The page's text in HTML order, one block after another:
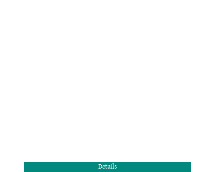
Details